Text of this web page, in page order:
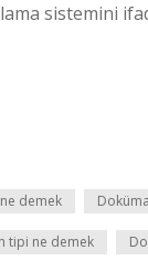
sistemini
demek
tipi ne demek